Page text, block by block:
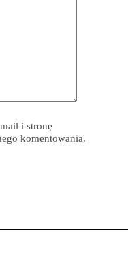
i stronę
komentowania.